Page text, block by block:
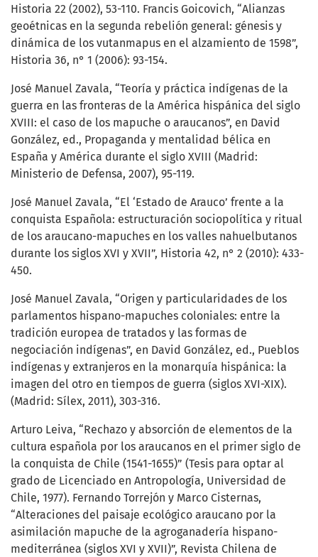
Historia 22 (2002), 53-110. Francis Goicovich, “Alianzas
geoétnicas en la segunda rebelión general: génesis y
dinámica de los vutanmapus en el alzamiento de 1598”,
Historia 36, n° 1 (2006): 93-154.
José Manuel Zavala, “Teoría y práctica indígenas de la
guerra en las fronteras de la América hispánica del siglo
XVIII: el caso de los mapuche o araucanos”, en David
González, ed., Propaganda y mentalidad bélica en
España y América durante el siglo XVIII (Madrid:
Ministerio de Defensa, 2007), 95-119.
José Manuel Zavala, “El ‘Estado de Arauco’ frente a la
conquista Española: estructuración sociopolítica y ritual
de los araucano-mapuches en los valles nahuelbutanos
durante los siglos XVI y XVII”, Historia 42, n° 2 (2010): 433-
450.
José Manuel Zavala, “Origen y particularidades de los
parlamentos hispano-mapuches coloniales: entre la
tradición europea de tratados y las formas de
negociación indígenas”, en David González, ed., Pueblos
indígenas y extranjeros en la monarquía hispánica: la
imagen del otro en tiempos de guerra (siglos XVI-XIX).
(Madrid: Sílex, 2011), 303-316.
Arturo Leiva, “Rechazo y absorción de elementos de la
cultura española por los araucanos en el primer siglo de
la conquista de Chile (1541-1655)” (Tesis para optar al
grado de Licenciado en Antropología, Universidad de
Chile, 1977). Fernando Torrejón y Marco Cisternas,
“Alteraciones del paisaje ecológico araucano por la
asimilación mapuche de la agroganadería hispano-
mediterránea (siglos XVI y XVII)”, Revista Chilena de